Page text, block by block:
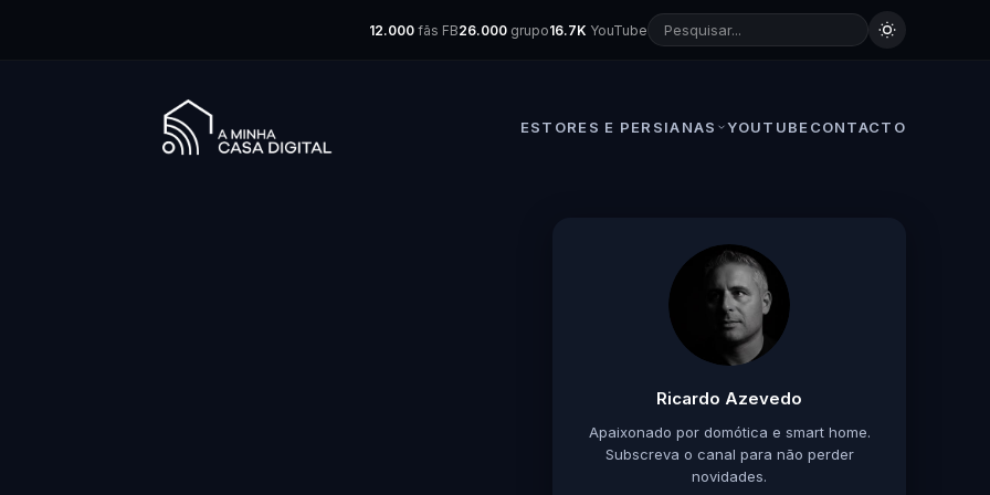
12.000 fãs FB26.000 grupo16.7K YouTube
ESTORES E PERSIANAS YOUTUBE CONTACTO
Ricardo Azevedo
Apaixonado por domótica e smart home.
Subscreva o canal para não perder
novidades.